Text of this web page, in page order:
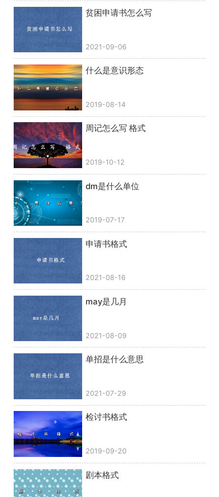
贫困申请书怎么写
2021-09-06
什么是意识形态
2019-08-14
周记怎么写 格式
2019-10-12
dm是什么单位
2019-07-17
申请书格式
2021-08-16
may是几月
2021-08-09
单招是什么意思
2021-07-29
检讨书格式
2019-09-20
剧本格式